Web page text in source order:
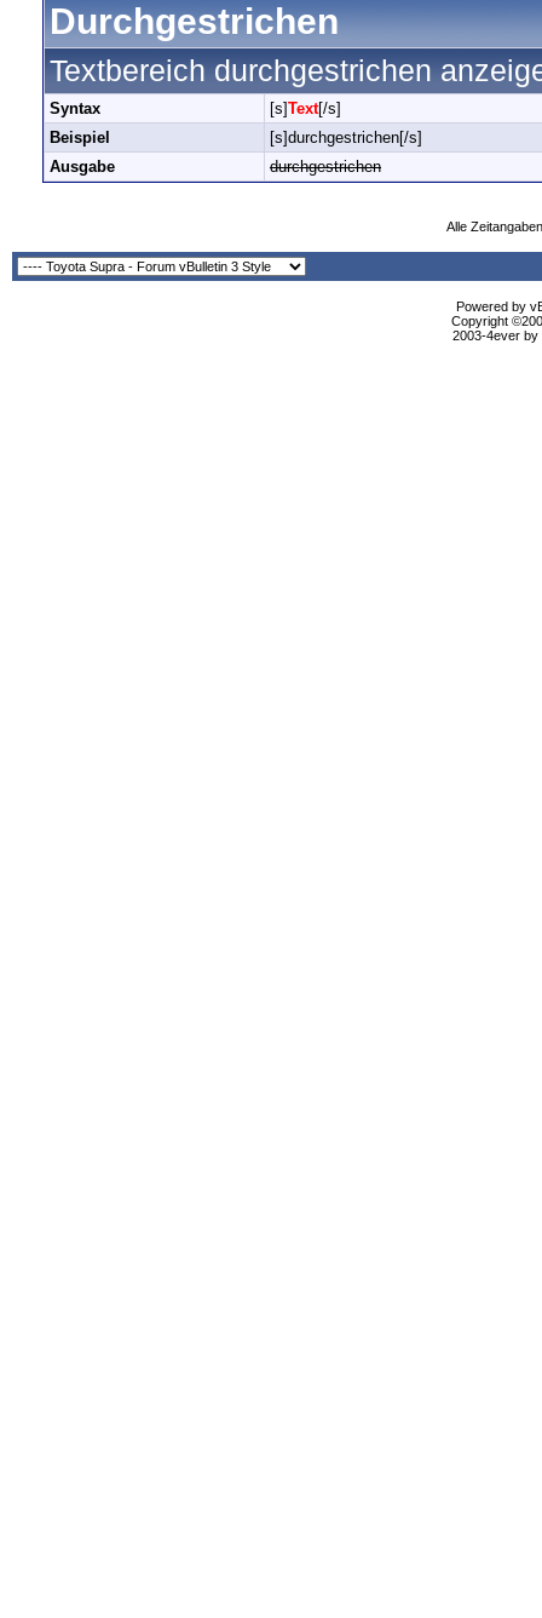
Durchgestrichen
Textbereich durchgestrichen
Syntax [s]Text[/s]
Beispiel
[s]durchgestrichen[/s]
Ausgabe
durchgestrichen
Alle
Powered by
Copyright
2003-4ever by